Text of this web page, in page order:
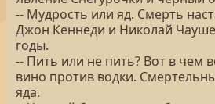
-- Мудрость или яд. Смерть
Джон Кеннеди и Николай
годы.
-- Пить или не пить? Вот в чем
вино против водки.
яда.